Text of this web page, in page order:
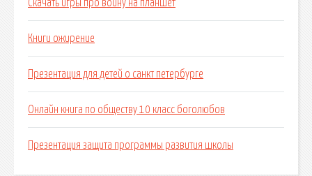
Скачать игры про войну на планшет
Книги ожирение
Презентация для детей о санкт петербурге
Онлайн книга по обществу 10 класс боголюбов
Презентация защита программы развития школы